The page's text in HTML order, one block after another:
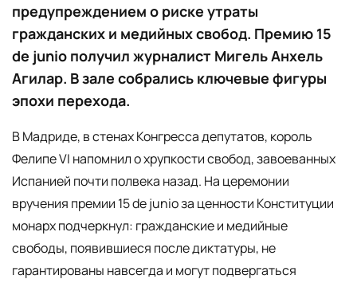
предупреждением о риске утраты
гражданских и медийных свобод. Премию 15
de junio получил журналист Мигель Анхель
Агилар. В зале собрались ключевые фигуры
эпохи перехода.
В Мадриде, в стенах Конгресса депутатов, король
Фелипе VI напомнил о хрупкости свобод, завоеванных
Испанией почти полвека назад. На церемонии
вручения премии 15 de junio за ценности Конституции
монарх подчеркнул: гражданские и медийные
свободы, появившиеся после диктатуры, не
гарантированы навсегда и могут подвергаться